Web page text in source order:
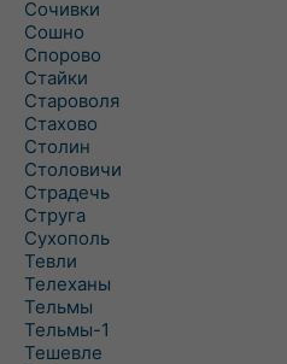
Сочивки
Сошно
Спорово
Стайки
Староволя
Стахово
Столин
Столовичи
Страдечь
Струга
Сухополь
Тевли
Телеханы
Тельмы
Тельмы-1
Тешевле